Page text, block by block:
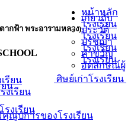
ากฟ้า พระอารามหลวง)
ศิษย์เก่าโรงเรียน
หน้าหลัก
เกี่ยวกับ
โรงเรียน
ประวัติ
โรงเรียน
ปรัชญา
โรงเรียน
คำขวัญ
โรงเรียน
อัตลักษณ์ผู้
รียน
ยน
งเรียน
รงเรียน
ณูปการของโรงเรียน